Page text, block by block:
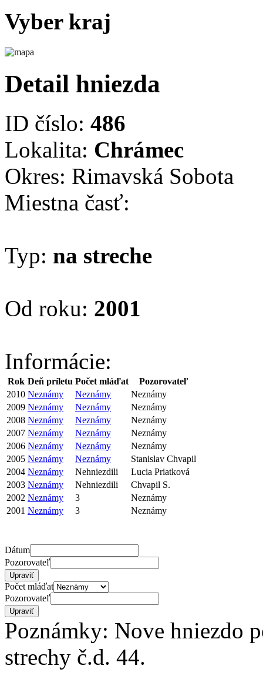
Vyber kraj
Detail hniezda
ID číslo: 486
Lokalita: Chrámec
Okres: Rimavská Sobota
Miestna časť:
Typ: na streche
Od roku: 2001
Informácie:
Rok Deň príletu Počet mláďat
Pozorovateľ
2010 Neznámy Neznámy
Neznámy
2009 Neznámy Neznámy
Neznámy
2008 Neznámy Neznámy
Neznámy
2007 Neznámy Neznámy
Neznámy
2006 Neznámy Neznámy
Neznámy
2005 Neznámy Neznámy
Stanislav Chvapil
2004 Neznámy Nehniezdili
Lucia Priatková
2003 Neznámy Nehniezdili
Chvapil S.
2002 Neznámy 3
Neznámy
2001 Neznámy 3 Neznámy
Dátum
Pozorovateľ
Počet mláďat
Pozorovateľ
Poznámky: Nove hniezdo
strechy č.d. 44.